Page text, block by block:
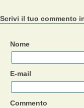
Scrivi il tuo commento
Nome
E-mail
Commento